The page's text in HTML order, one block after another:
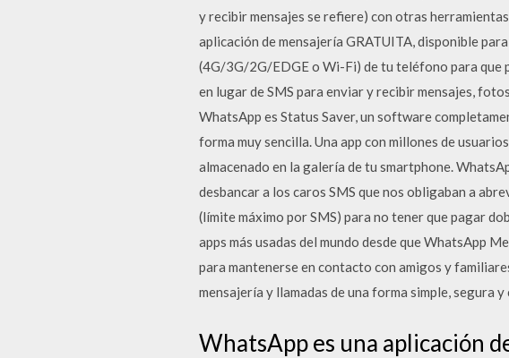
y recibir mensajes se refiere) con otras
aplicación de mensajería GRATUITA, disponible
(4G/3G/2G/EDGE o Wi-Fi) de tu teléfono para que
en lugar de SMS para enviar y recibir mensajes,
WhatsApp es Status Saver, un software
forma muy sencilla. Una app con millones de
almacenado en la galería de tu smartphone.
desbancar a los caros SMS que nos obligaban a
(límite máximo por SMS) para no tener que pagar
apps más usadas del mundo desde que WhatsApp
para mantenerse en contacto con amigos y
mensajería y llamadas de una forma simple, segura
WhatsApp es una aplicación